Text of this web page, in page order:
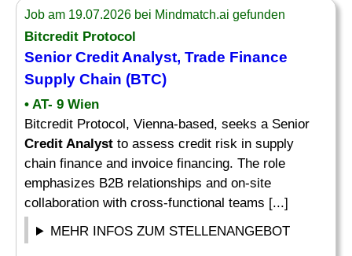
Job am 19.07.2026 bei Mindmatch.ai gefunden
Bitcredit Protocol
SeniorCredit Analyst, Trade Finance
Supply Chain (BTC)
• AT- 9 Wien
Bitcredit Protocol, Vienna-based, seeks a Senior
Credit Analyst to assess credit risk in supply
chain finance and invoice financing. The role
emphasizes B2B relationships and on-site
collaboration with cross-functional teams [...]
MEHR INFOS ZUM STELLENANGEBOT